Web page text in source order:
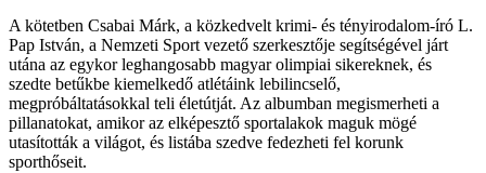
A kötetben Csabai Márk, a közkedvelt krimi- és tényirodalom-író L.
Pap István, a Nemzeti Sport vezető szerkesztője segítségével járt
utána az egykor leghangosabb magyar olimpiai sikereknek, és
szedte betűkbe kiemelkedő atlétáink lebilincselő,
megpróbáltatásokkal teli életútját. Az albumban megismerheti a
pillanatokat, amikor az elképesztő sportalakok maguk mögé
utasították a világot, és listába szedve fedezheti fel korunk
sporthőseit.